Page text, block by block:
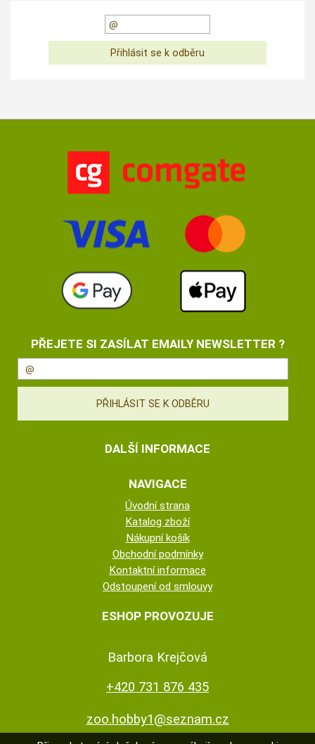
PŘEJETE SI ZASÍLAT EMAILY NEWSLETTER ?
DALŠÍ INFORMACE
NAVIGACE
Úvodní strana
Katalog zboží
Nákupní košík
Obchodní podmínky
Kontaktní informace
Odstoupení od smlouvy
ESHOP PROVOZUJE
Barbora Krejčová
+420 731 876 435
zoo.hobby1@seznam.cz